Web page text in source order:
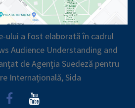
ului a fost elaborată în cadrul
Audience Understanding and
de Agenția Suedeză pentru
Internațională, Sida